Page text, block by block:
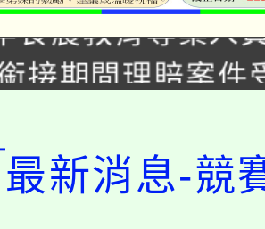
食農教育專業人
接期間理賠案件
校115學年度第
)教師甄選結果(
金融保險知識
最新消息-競